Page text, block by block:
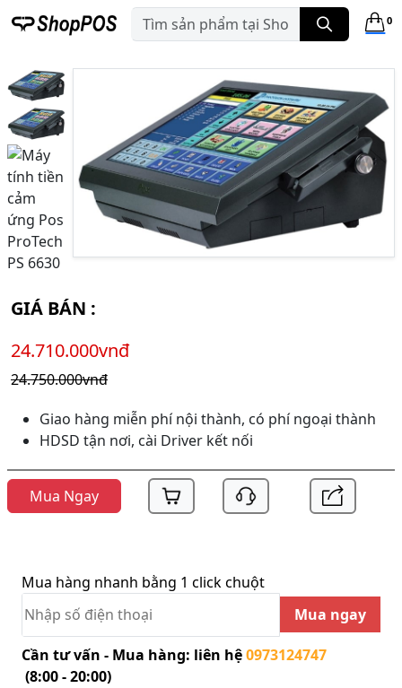
0
GIÁ BÁN :
24.710.000vnđ
24.750.000vnđ
Giao hàng miễn phí nội thành, có phí ngoại thành
HDSD tận nơi, cài Driver kết nối
Mua Ngay
Mua hàng nhanh bằng 1 click chuột
Mua ngay
Cần tư vấn - Mua hàng: liên hệ0973124747
(8:00 - 20:00)